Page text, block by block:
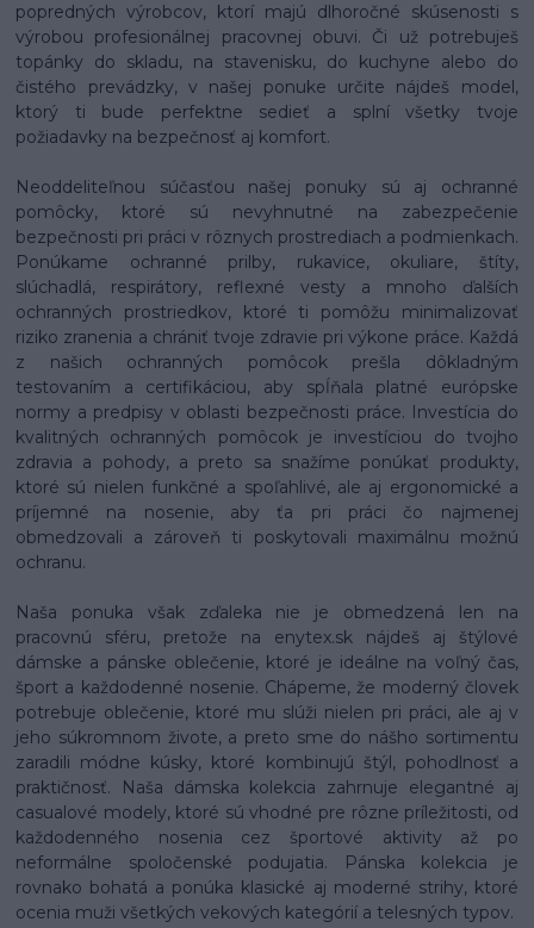
popredných výrobcov, ktorí majú dlhoročné skúsenosti s
výrobou profesionálnej pracovnej obuvi. Či už potrebuješ
topánky do skladu, na stavenisku, do kuchyne alebo do
čistého prevádzky, v našej ponuke určite nájdeš model,
ktorý ti bude perfektne sedieť a splní všetky tvoje
požiadavky na bezpečnosť aj komfort.
Neoddeliteľnou súčasťou našej ponuky sú aj ochranné
pomôcky, ktoré sú nevyhnutné na zabezpečenie
bezpečnosti pri práci v rôznych prostrediach a podmienkach.
Ponúkame ochranné prilby, rukavice, okuliare, štíty,
slúchadlá, respirátory, reflexné vesty a mnoho ďalších
ochranných prostriedkov, ktoré ti pomôžu minimalizovať
riziko zranenia a chrániť tvoje zdravie pri výkone práce. Každá
z našich ochranných pomôcok prešla dôkladným
testovaním a certifikáciou, aby spĺňala platné európske
normy a predpisy v oblasti bezpečnosti práce. Investícia do
kvalitných ochranných pomôcok je investíciou do tvojho
zdravia a pohody, a preto sa snažíme ponúkať produkty,
ktoré sú nielen funkčné a spoľahlivé, ale aj ergonomické a
príjemné na nosenie, aby ťa pri práci čo najmenej
obmedzovali a zároveň ti poskytovali maximálnu možnú
ochranu.
Naša ponuka však zďaleka nie je obmedzená len na
pracovnú sféru, pretože na enytex.sk nájdeš aj štýlové
dámske a pánske oblečenie, ktoré je ideálne na voľný čas,
šport a každodenné nosenie. Chápeme, že moderný človek
potrebuje oblečenie, ktoré mu slúži nielen pri práci, ale aj v
jeho súkromnom živote, a preto sme do nášho sortimentu
zaradili módne kúsky, ktoré kombinujú štýl, pohodlnosť a
praktičnosť. Naša dámska kolekcia zahrnuje elegantné aj
casualové modely, ktoré sú vhodné pre rôzne príležitosti, od
každodenného nosenia cez športové aktivity až po
neformálne spoločenské podujatia. Pánska kolekcia je
rovnako bohatá a ponúka klasické aj moderné strihy, ktoré
ocenia muži všetkých vekových kategórií a telesných typov.